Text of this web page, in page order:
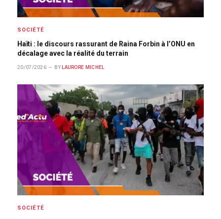
SOCIÉTÉ
Haïti : le discours rassurant de Raina Forbin à l’ONU en
décalage avec la réalité du terrain
20/07/2026 BY LAURORE MICHEL
SOCIÉTÉ